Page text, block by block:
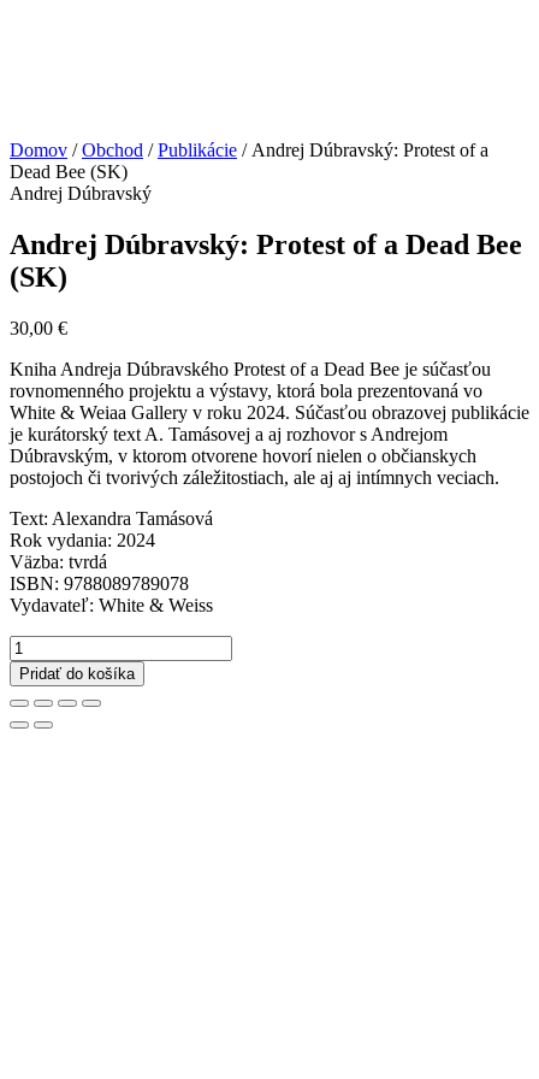
Domov /Obchod /Publikácie / Andrej Dúbravský: Protest of a
Dead Bee (SK)
Andrej Dúbravský
Andrej Dúbravský: Protest of a Dead Bee
(SK)
30,00 €
Kniha Andreja Dúbravského Protest of a Dead Bee je súčasťou
rovnomenného projektu a výstavy, ktorá bola prezentovaná vo
White & Weiaa Gallery v roku 2024. Súčasťou obrazovej publikácie
je kurátorský text A. Tamásovej a aj rozhovor s Andrejom
Dúbravským, v ktorom otvorene hovorí nielen o občianskych
postojoch či tvorivých záležitostiach, ale aj aj intímnych veciach.
Text: Alexandra Tamásová
Rok vydania: 2024
Väzba: tvrdá
ISBN: 9788089789078
Vydavateľ: White & Weiss
množstvo
Andrej
Dúbravský:
Protest
of
Pridať do košíka